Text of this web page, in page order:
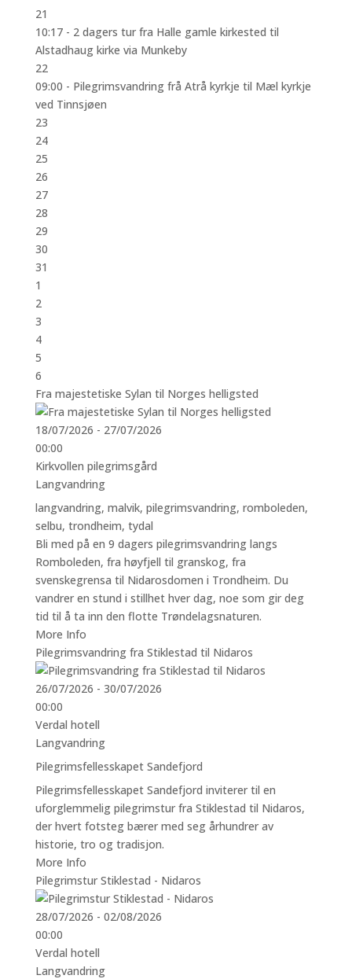
21
10:17 - 2 dagers tur fra Halle gamle kirkested til
Alstadhaug kirke via Munkeby
22
09:00 - Pilegrimsvandring frå Atrå kyrkje til Mæl kyrkje
ved Tinnsjøen
23
24
25
26
27
28
29
30
31
1
2
3
4
5
6
Fra majestetiske Sylan til Norges helligsted
18/07/2026 - 27/07/2026
00:00
Kirkvollen pilegrimsgård
Langvandring
langvandring, malvik, pilegrimsvandring, romboleden,
selbu, trondheim, tydal
Bli med på en 9 dagers pilegrimsvandring langs
Romboleden, fra høyfjell til granskog, fra
svenskegrensa til Nidarosdomen i Trondheim. Du
vandrer en stund i stillhet hver dag, noe som gir deg
tid til å ta inn den flotte Trøndelagsnaturen.
More Info
Pilegrimsvandring fra Stiklestad til Nidaros
26/07/2026 - 30/07/2026
00:00
Verdal hotell
Langvandring
Pilegrimsfellesskapet Sandefjord
Pilegrimsfellesskapet Sandefjord inviterer til en
uforglemmelig pilegrimstur fra Stiklestad til Nidaros,
der hvert fotsteg bærer med seg århundrer av
historie, tro og tradisjon.
More Info
Pilegrimstur Stiklestad - Nidaros
28/07/2026 - 02/08/2026
00:00
Verdal hotell
Langvandring